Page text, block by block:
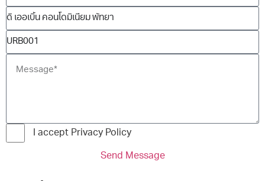
I accept Privacy Policy
Send Message